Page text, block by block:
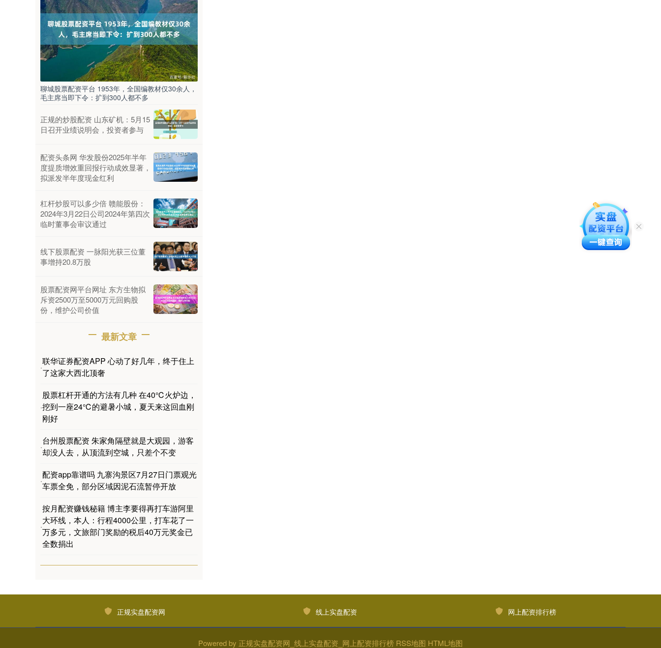
聊城股票配资平台 1953年，全国编教材仅30余人，
毛主席当即下令：扩到300人都不多
正规的炒股配资 山东矿机：5月15
日召开业绩说明会，投资者参与
配资头条网 华发股份2025年半年
度提质增效重回报行动成效显著，
拟派发半年度现金红利
杠杆炒股可以多少倍 赣能股份：
2024年3月22日公司2024年第四次
临时董事会审议通过
线下股票配资 一脉阳光获三位董
事增持20.8万股
股票配资网平台网址 东方生物拟
斥资2500万至5000万元回购股
份，维护公司价值
最新文章
·
联华证券配资APP 心动了好几年，终于住上
了这家大西北顶奢
·
股票杠杆开通的方法有几种 在40℃火炉边，
挖到一座24℃的避暑小城，夏天来这回血刚
刚好
·
台州股票配资 朱家角隔壁就是大观园，游客
却没人去，从顶流到空城，只差个不变
·
配资app靠谱吗 九寨沟景区7月27日门票观光
车票全免，部分区域因泥石流暂停开放
·
按月配资赚钱秘籍 博主李要得再打车游阿里
大环线，本人：行程4000公里，打车花了一
万多元，文旅部门奖励的税后40万元奖金已
全数捐出
正规实盘配资网 线上实盘配资 网上配资排行榜
Powered by 正规实盘配资网_线上实盘配资_网上配资排行榜 RSS地图 HTML地图